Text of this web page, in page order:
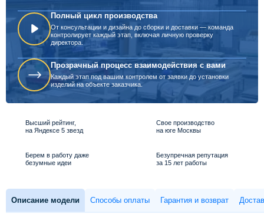
Полный цикл производства
От консультации и дизайна до сборки и доставки — команда
контролирует каждый этап, включая личную проверку
директора.
Прозрачный процесс взаимодействия с вами
Каждый этап под вашим контролем от заявки до установки
изделий на объекте заказчика.
Высший рейтинг,
на Яндексе 5 звезд
Свое производство
на юге Москвы
Берем в работу даже
безумные идеи
Безупречная репутация
за 15 лет работы
Описание модели Способы оплаты Гарантия и возврат